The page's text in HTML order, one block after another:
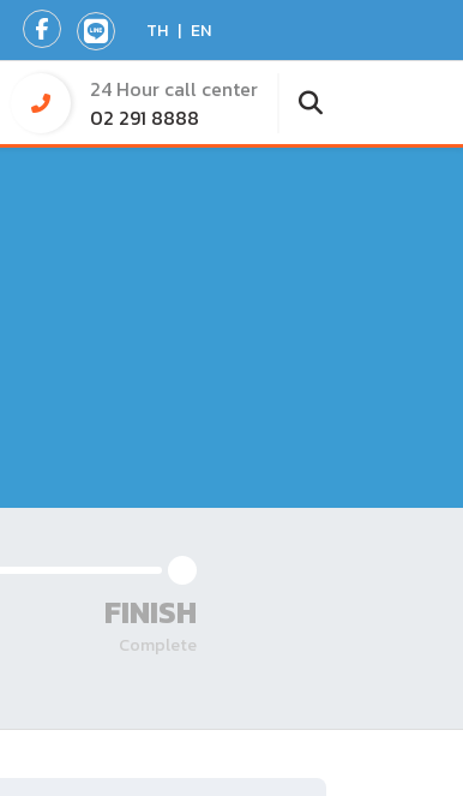
TH | EN
24 Hour call center
02 291 8888
FINISH
Complete